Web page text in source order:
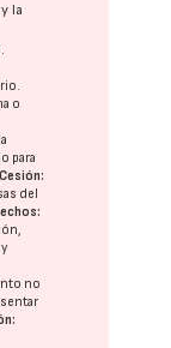
y la
o
para
Cesión:
del
no